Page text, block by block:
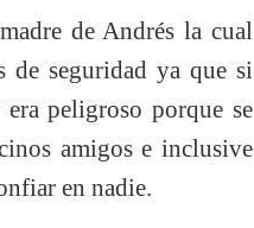
de Andrés la cual
de seguridad ya que si
peligroso porque se
amigos e inclusive
en nadie.